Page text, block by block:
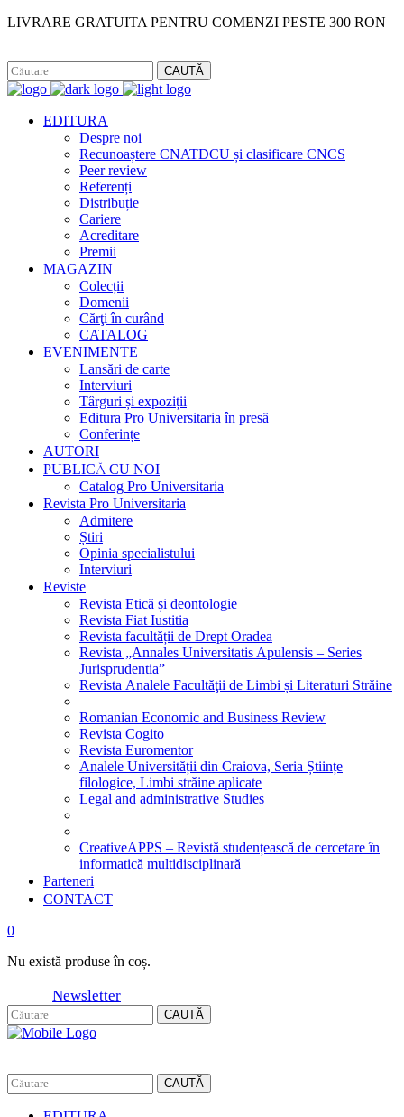
LIVRARE GRATUITA PENTRU COMENZI PESTE 300 RON
CAUTĂ
EDITURA
Despre noi
Recunoaștere CNATDCU și clasificare CNCS
Peer review
Referenți
Distribuție
Cariere
Acreditare
Premii
MAGAZIN
Colecții
Domenii
Cărţi în curând
CATALOG
EVENIMENTE
Lansări de carte
Interviuri
Târguri și expoziții
Editura Pro Universitaria în presă
Conferințe
AUTORI
PUBLICĂ CU NOI
Catalog Pro Universitaria
Revista Pro Universitaria
Admitere
Știri
Opinia specialistului
Interviuri
Reviste
Revista Etică și deontologie
Revista Fiat Iustitia
Revista facultății de Drept Oradea
Revista „Annales Universitatis Apulensis – Series
Jurisprudentia”
Revista Analele Facultăţii de Limbi și Literaturi Străine
Romanian Economic and Business Review
Revista Cogito
Revista Euromentor
Analele Universității din Craiova, Seria Științe
filologice, Limbi străine aplicate
Legal and administrative Studies
CreativeAPPS – Revistă studențească de cercetare în
informatică multidisciplinară
Parteneri
CONTACT
0
Nu există produse în coș.
Newsletter
CAUTĂ
CAUTĂ